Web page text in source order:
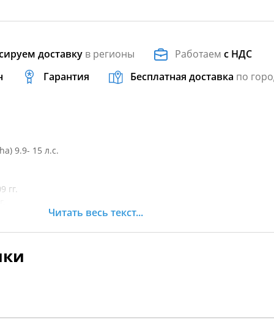
доставку в регионы Работаемс НДС
Гарантия Бесплатная доставка по
9.9- 15 л.с.
гг.
Читать весь текст...